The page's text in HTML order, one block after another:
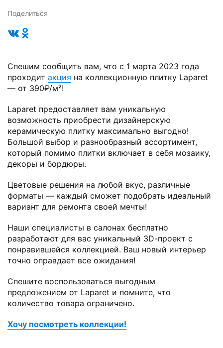
Поделиться
Спешим сообщить вам, что с 1 марта 2023 года
проходит акция на коллекционную плитку Laparet
— от 390₽/м²!
Laparet предоставляет вам уникальную
возможность приобрести дизайнерскую
керамическую плитку максимально выгодно!
Большой выбор и разнообразный ассортимент,
который помимо плитки включает в себя мозаику,
декоры и бордюры.
Цветовые решения на любой вкус, различные
форматы — каждый сможет подобрать идеальный
вариант для ремонта своей мечты!
Наши специалисты в салонах бесплатно
разработают для вас уникальный 3D-проект с
понравившейся коллекцией. Ваш новый интерьер
точно оправдает все ожидания!
Спешите воспользоваться выгодным
предложением от Laparet и помните, что
количество товара ограничено.
Хочу посмотреть коллекции!